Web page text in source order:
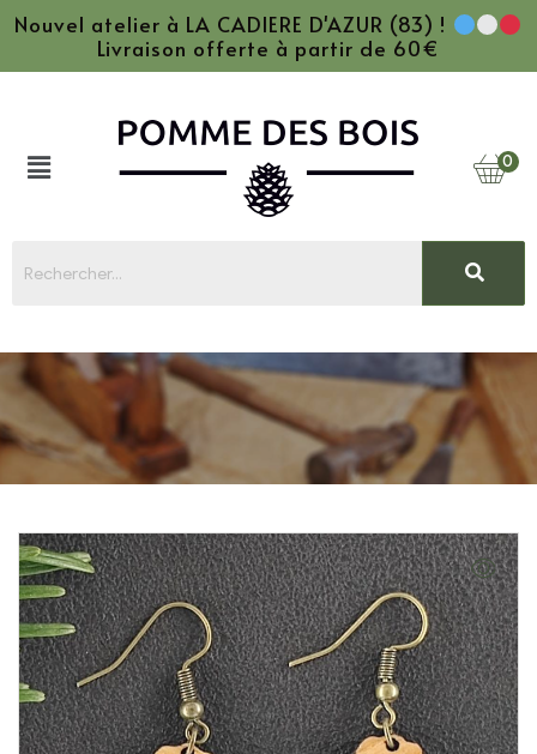
Nouvel atelier à LA CADIERE D'AZUR (83) !
Livraison offerte à partir de 60€
0